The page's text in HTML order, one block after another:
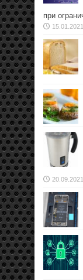
при
15.01.2021
20.09.2021